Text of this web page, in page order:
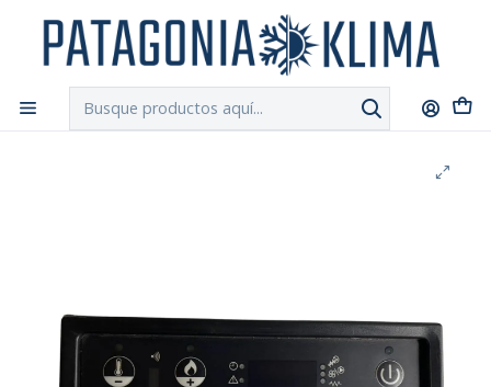
Chilexpress
Inicio Repuestos Estufa Pellet
Panel de Control Display Consola 3 Botones Estufa de
Pellet Universal